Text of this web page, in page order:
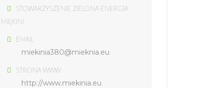
STOWARZYSZENIE ZIELONA ENERGIA
MIĘKINI
EMAIL
miekinia380@mieknia.eu
STRONA WWW
http://www.miekinia.eu